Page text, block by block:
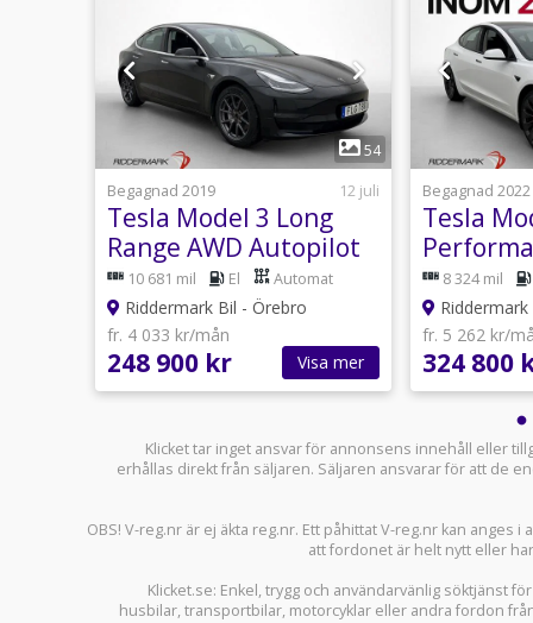
1
54
Begagnad 2019
12 juli
Tesla Model 3 Long
Range AWD Autopilot
Kamera Pano Sv-Såld
10 681 mil El Automat
Riddermark Bil - Örebro
fr. 4 033 kr/mån
248 900 kr Visa mer
Begagnad 2022
Tesla
MOMS
8 324 mil
Riddermark
fr. 5 262 kr/
324 800
Klicket tar inget ansvar för annonsens innehåll eller
erhållas direkt från säljaren. Säljaren ansvarar för att de
OBS! V-reg.nr är ej äkta reg.nr. Ett påhittat V-reg.nr kan
att fordonet är helt nytt eller
Klicket.se: Enkel, trygg och användarvänlig söktjänst
husbilar,transportbilar, motorcyklar eller andra fordon